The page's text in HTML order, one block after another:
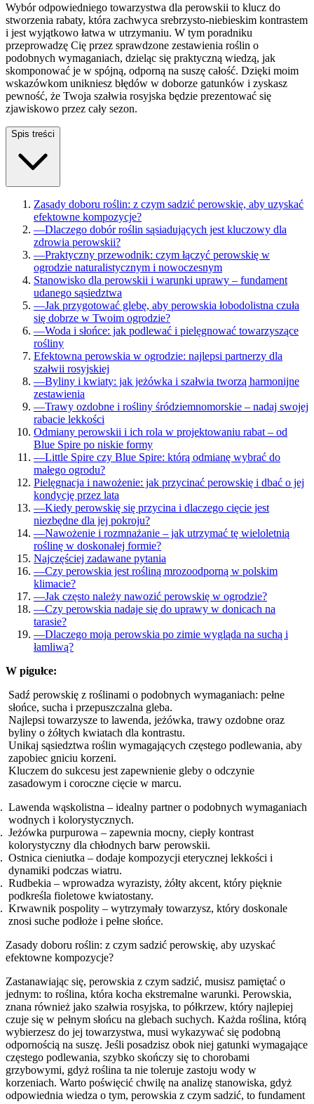
Wybór odpowiedniego towarzystwa dla perowskii to klucz do
stworzenia rabaty, która zachwyca srebrzysto-niebieskim kontrastem
i jest wyjątkowo łatwa w utrzymaniu. W tym poradniku
przeprowadzę Cię przez sprawdzone zestawienia roślin o
podobnych wymaganiach, dzieląc się praktyczną wiedzą, jak
skomponować je w spójną, odporną na suszę całość. Dzięki moim
wskazówkom unikniesz błędów w doborze gatunków i zyskasz
pewność, że Twoja szałwia rosyjska będzie prezentować się
zjawiskowo przez cały sezon.
Spis treści
Zasady doboru roślin: z czym sadzić perowskię, aby uzyskać
efektowne kompozycje?
—Dlaczego dobór roślin sąsiadujących jest kluczowy dla
zdrowia perowskii?
—Praktyczny przewodnik: czym łączyć perowskię w
ogrodzie naturalistycznym i nowoczesnym
Stanowisko dla perowskii i warunki uprawy – fundament
udanego sąsiedztwa
—Jak przygotować glebę, aby perowskia łobodolistna czuła
się dobrze w Twoim ogrodzie?
—Woda i słońce: jak podlewać i pielęgnować towarzyszące
rośliny
Efektowna perowskia w ogrodzie: najlepsi partnerzy dla
szałwii rosyjskiej
—Byliny i kwiaty: jak jeżówka i szałwia tworzą harmonijne
zestawienia
—Trawy ozdobne i rośliny śródziemnomorskie – nadaj swojej
rabacie lekkości
Odmiany perowskii i ich rola w projektowaniu rabat – od
Blue Spire po niskie formy
—Little Spire czy Blue Spire: którą odmianę wybrać do
małego ogrodu?
Pielęgnacja i nawożenie: jak przycinać perowskię i dbać o jej
kondycję przez lata
—Kiedy perowskię się przycina i dlaczego cięcie jest
niezbędne dla jej pokroju?
—Nawożenie i rozmnażanie – jak utrzymać tę wieloletnią
roślinę w doskonałej formie?
Najczęściej zadawane pytania
—Czy perowskia jest rośliną mrozoodporną w polskim
klimacie?
—Jak często należy nawozić perowskię w ogrodzie?
—Czy perowskia nadaje się do uprawy w donicach na
tarasie?
—Dlaczego moja perowskia po zimie wygląda na suchą i
łamliwą?
W pigułce:
Sadź perowskię z roślinami o podobnych wymaganiach: pełne
słońce, sucha i przepuszczalna gleba.
Najlepsi towarzysze to lawenda, jeżówka, trawy ozdobne oraz
byliny o żółtych kwiatach dla kontrastu.
Unikaj sąsiedztwa roślin wymagających częstego podlewania, aby
zapobiec gniciu korzeni.
Kluczem do sukcesu jest zapewnienie gleby o odczynie
zasadowym i coroczne cięcie w marcu.
Lawenda wąskolistna – idealny partner o podobnych wymaganiach
wodnych i kolorystycznych.
Jeżówka purpurowa – zapewnia mocny, ciepły kontrast
kolorystyczny dla chłodnych barw perowskii.
Ostnica cieniutka – dodaje kompozycji eterycznej lekkości i
dynamiki podczas wiatru.
Rudbekia – wprowadza wyrazisty, żółty akcent, który pięknie
podkreśla fioletowe kwiatostany.
Krwawnik pospolity – wytrzymały towarzysz, który doskonale
znosi suche podłoże i pełne słońce.
Zasady doboru roślin: z czym sadzić perowskię, aby uzyskać
efektowne kompozycje?
Zastanawiając się, perowskia z czym sadzić, musisz pamiętać o
jednym: to roślina, która kocha ekstremalne warunki. Perowskia,
znana również jako szałwia rosyjska, to półkrzew, który najlepiej
czuje się w pełnym słońcu na glebach suchych. Każda roślina, którą
wybierzesz do jej towarzystwa, musi wykazywać się podobną
odpornością na suszę. Jeśli posadzisz obok niej gatunki wymagające
częstego podlewania, szybko skończy się to chorobami
grzybowymi, gdyż roślina ta nie toleruje zastoju wody w
korzeniach. Warto poświęcić chwilę na analizę stanowiska, gdyż
odpowiednia wiedza o tym, perowskia z czym sadzić, to fundament